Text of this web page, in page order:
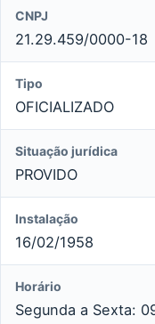
CNPJ
21.29.459/0000-18
Tipo
OFICIALIZADO
Situação jurídica
PROVIDO
Instalação
16/02/1958
Horário
Segunda a Sexta: